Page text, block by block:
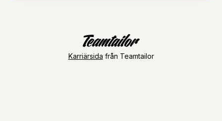
Karriärsida från Teamtailor